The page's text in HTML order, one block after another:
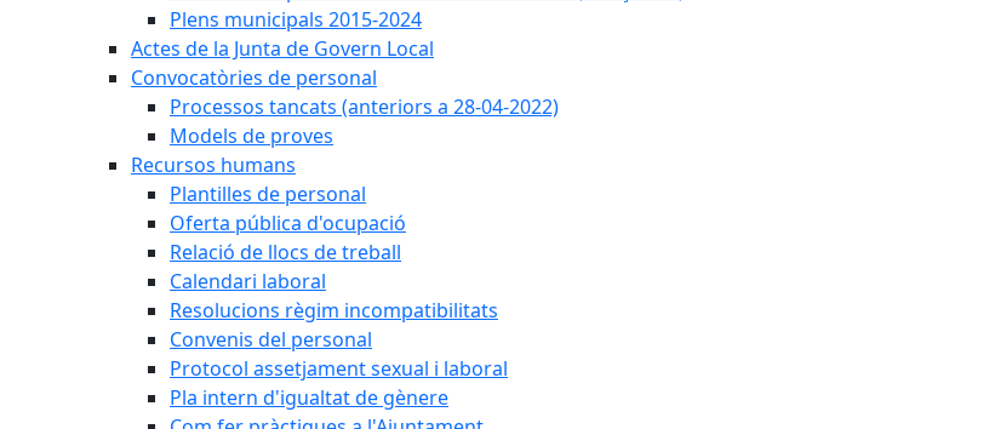
Plens municipals 2015-2024
Actes de la Junta de Govern Local
Convocatòries de personal
Processos tancats (anteriors a 28-04-2022)
Models de proves
Recursos humans
Plantilles de personal
Oferta pública d'ocupació
Relació de llocs de treball
Calendari laboral
Resolucions règim incompatibilitats
Convenis del personal
Protocol assetjament sexual i laboral
Pla intern d'igualtat de gènere